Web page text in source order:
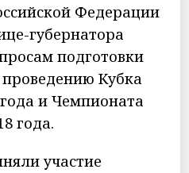
Федерации
губернатора
подготовки
Кубка
и Чемпионата
года.
участие